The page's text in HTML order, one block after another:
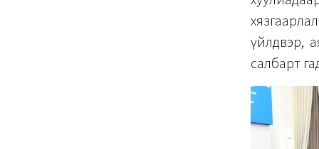
үйлдвэр,
салбарт